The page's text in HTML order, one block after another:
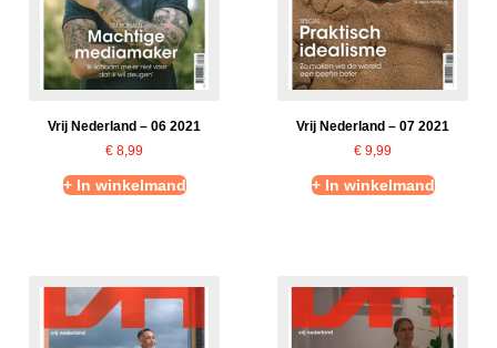
Vrij Nederland – 06 2021
€ 8,99
+ In winkelmand
Vrij Nederland – 07 2021
€ 9,99
+ In winkelmand